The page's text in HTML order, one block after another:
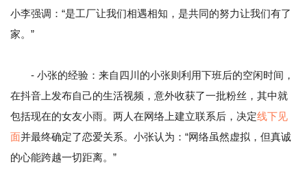
小李强调：“是工厂让我们相遇相知，是共同的努力让我们有了
家。”
- 小张的经验：来自四川的小张则利用下班后的空闲时间，
在抖音上发布自己的生活视频，意外收获了一批粉丝，其中就
包括现在的女友小雨。两人在网络上建立联系后，决定线下见
面并最终确定了恋爱关系。小张认为：“网络虽然虚拟，但真诚
的心能跨越一切距离。”